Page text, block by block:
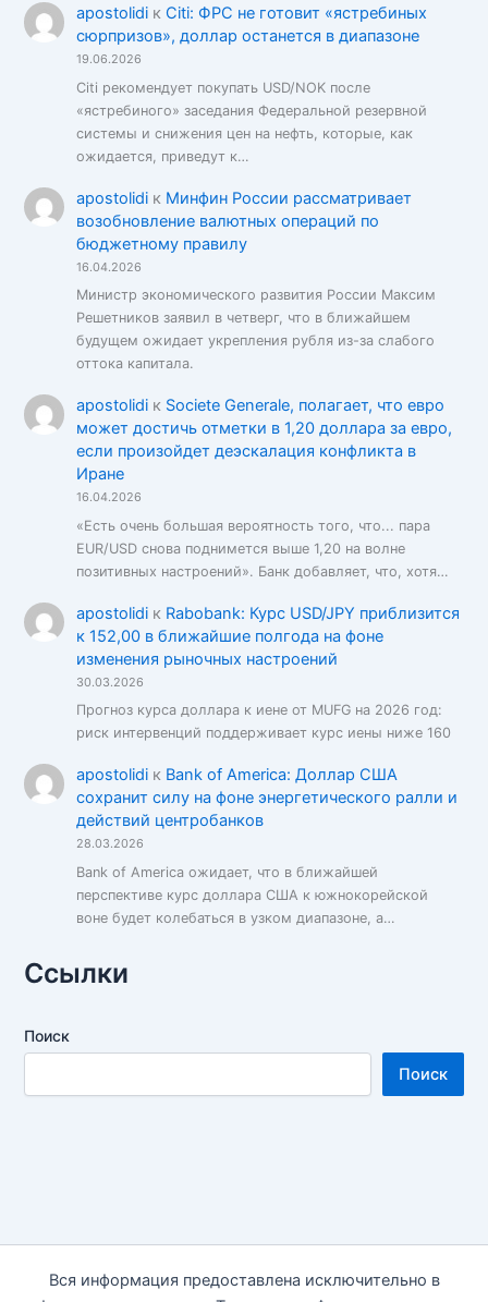
apostolidiк Citi: ФРС не готовит «ястребиных
сюрпризов», доллар останется в диапазоне
19.06.2026
Citi рекомендует покупать USD/NOK после
«ястребиного» заседания Федеральной резервной
системы и снижения цен на нефть, которые, как
ожидается, приведут к…
apostolidiк Минфин России рассматривает
возобновление валютных операций по
бюджетному правилу
16.04.2026
Министр экономического развития России Максим
Решетников заявил в четверг, что в ближайшем
будущем ожидает укрепления рубля из-за слабого
оттока капитала.
apostolidiк Societe Generale, полагает, что евро
может достичь отметки в 1,20 доллара за евро,
если произойдет деэскалация конфликта в
Иране
16.04.2026
«Есть очень большая вероятность того, что... пара
EUR/USD снова поднимется выше 1,20 на волне
позитивных настроений». Банк добавляет, что, хотя…
apostolidiк Rabobank: Курс USD/JPY приблизится
к 152,00 в ближайшие полгода на фоне
изменения рыночных настроений
30.03.2026
Прогноз курса доллара к иене от MUFG на 2026 год:
риск интервенций поддерживает курс иены ниже 160
apostolidiк Bank of America: Доллар США
сохранит силу на фоне энергетического ралли и
действий центробанков
28.03.2026
Bank of America ожидает, что в ближайшей
перспективе курс доллара США к южнокорейской
воне будет колебаться в узком диапазоне, а…
Ссылки
Поиск
Поиск
Вся информация предоставлена исключительно в